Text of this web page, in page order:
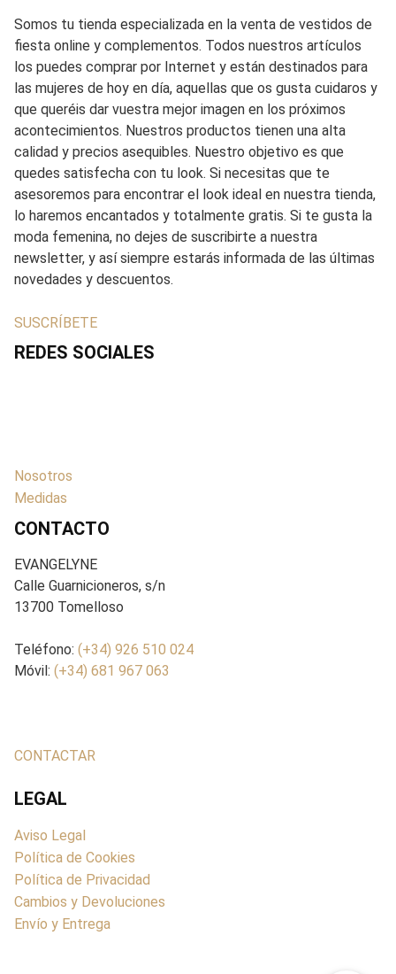
Somos tu tienda especializada en la venta de vestidos de
fiesta online y complementos. Todos nuestros artículos
los puedes comprar por Internet y están destinados para
las mujeres de hoy en día, aquellas que os gusta cuidaros y
que queréis dar vuestra mejor imagen en los próximos
acontecimientos. Nuestros productos tienen una alta
calidad y precios asequibles. Nuestro objetivo es que
quedes satisfecha con tu look. Si necesitas que te
asesoremos para encontrar el look ideal en nuestra tienda,
lo haremos encantados y totalmente gratis. Si te gusta la
moda femenina, no dejes de suscribirte a nuestra
newsletter, y así siempre estarás informada de las últimas
novedades y descuentos.
SUSCRÍBETE
REDES SOCIALES
Nosotros
Medidas
CONTACTO
EVANGELYNE
Calle Guarnicioneros, s/n
13700 Tomelloso
Teléfono: (+34) 926 510 024
Móvil: (+34) 681 967 063
CONTACTAR
LEGAL
Aviso Legal
Política de Cookies
Política de Privacidad
Cambios y Devoluciones
Envío y Entrega